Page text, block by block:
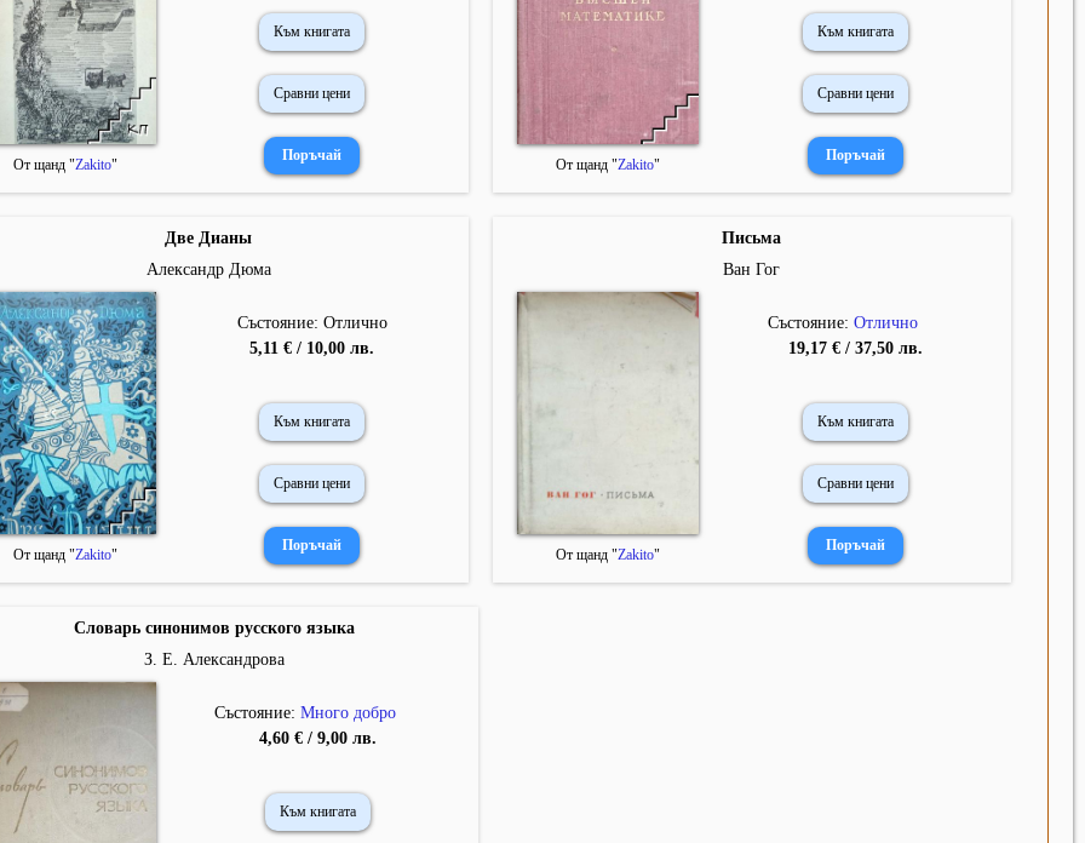
От щанд "Zakito"
Към книгата
Сравни цени
От щанд "Zakito"
Към книгата
Сравни цени
Две Дианы
Александр Дюма
От щанд "Zakito"
Състояние: Отлично
5,11 € / 10,00 лв.
Към книгата
Сравни цени
Письма
Ван Гог
От щанд "Zakito"
Състояние:Отлично
19,17 € / 37,50 лв.
Към книгата
Сравни цени
Словарь синонимов русского языка
З. Е. Александрова
Състояние:Много добро
4,60 € / 9,00 лв.
Към книгата